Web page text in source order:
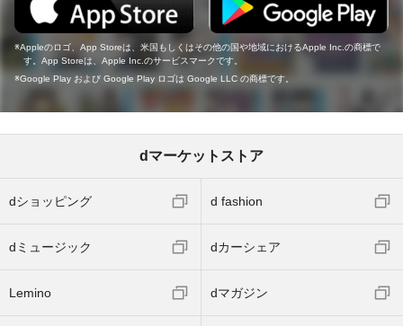
Appleのロゴ、App Storeは、米国もしくはその他の国や地域におけるApple Inc.の商標で
す。App Storeは、Apple Inc.のサービスマークです。
Google Play および Google Play ロゴは Google LLC の商標です。
dマーケットストア
dショッピング d fashion
dミュージック dカーシェア
Lemino dマガジン